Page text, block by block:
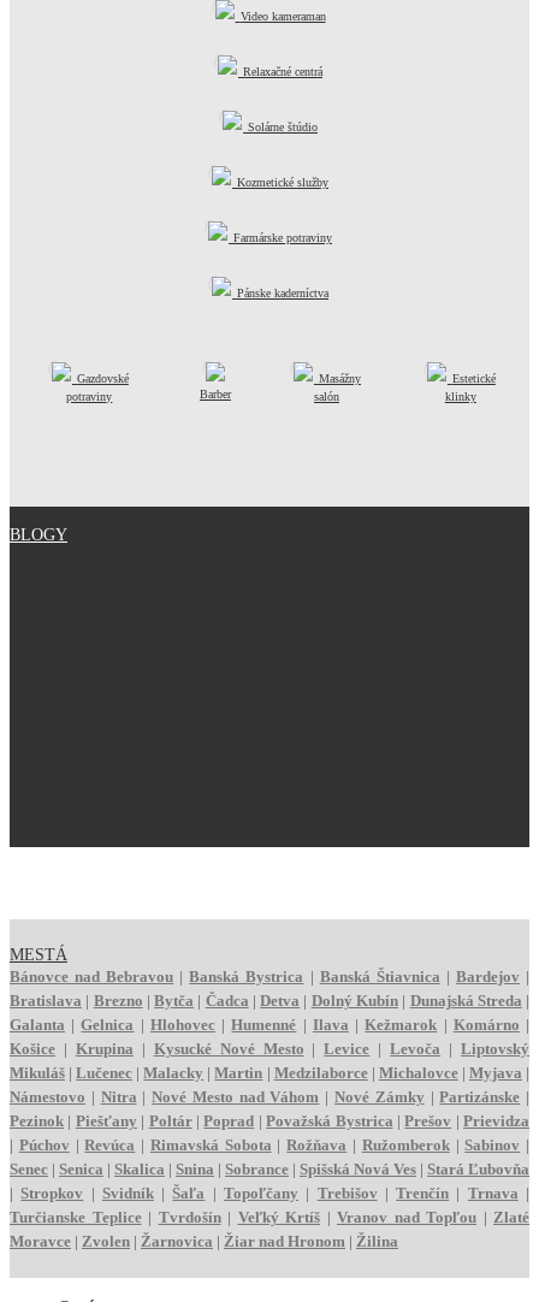
Video kameraman
Relaxačné centrá
Solárne štúdio
Kozmetické služby
Farmárske potraviny
Pánske kaderníctva
Gazdovské
potraviny
Barber
Masážny
salón
Estetické
klinky
BLOGY
MESTÁ
Bánovce nad Bebravou |Banská Bystrica | Banská Štiavnica | Bardejov|
Bratislava | Brezno |Bytča | Čadca |Detva | Dolný Kubín | Dunajská Streda |
Galanta |Gelnica | Hlohovec|Humenné | Ilava |Kežmarok | Komárno |
Košice | Krupina | Kysucké Nové Mesto |Levice |Levoča |Liptovský
Mikuláš |Lučenec |Malacky |Martin | Medzilaborce| Michalovce| Myjava |
Námestovo | Nitra |Nové Mesto nad Váhom | Nové Zámky |Partizánske |
Pezinok | Piešťany | Poltár|Poprad |Považská Bystrica |Prešov |Prievidza
| Púchov|Revúca | Rimavská Sobota |Rožňava | Ružomberok|Sabinov |
Senec | Senica | Skalica | Snina | Sobrance | Spišská Nová Ves | Stará Ľubovňa
|Stropkov | Svidník|Šaľa |Topoľčany | Trebišov|Trenčín | Trnava |
Turčianske Teplice| Tvrdošín| Veľký Krtíš | Vranov nad Topľou | Zlaté
Moravce | Zvolen | Žarnovica | Žiar nad Hronom | Žilina